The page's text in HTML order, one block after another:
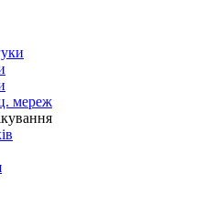
мереж